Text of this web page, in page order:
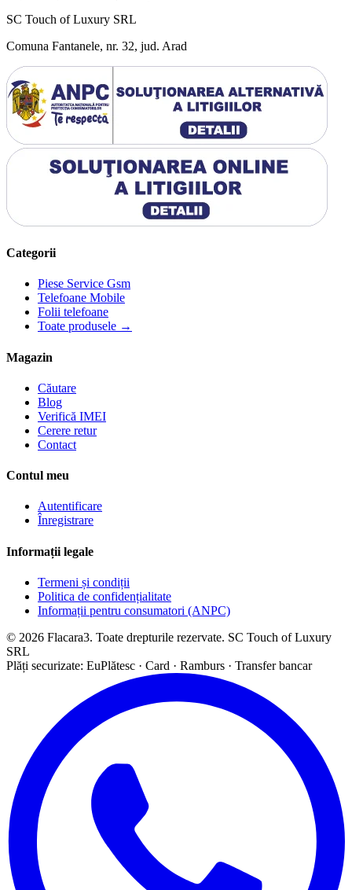
SC Touch of Luxury SRL
Comuna Fantanele, nr. 32, jud. Arad
Categorii
Piese Service Gsm
Telefoane Mobile
Folii telefoane
Toate produsele →
Magazin
Căutare
Blog
Verifică IMEI
Cerere retur
Contact
Contul meu
Autentificare
Înregistrare
Informații legale
Termeni și condiții
Politica de confidențialitate
Informații pentru consumatori (ANPC)
© 2026 Flacara3. Toate drepturile rezervate. SC Touch of Luxury
SRL
Plăți securizate: EuPlătesc · Card · Ramburs · Transfer bancar